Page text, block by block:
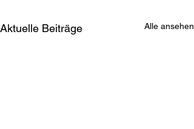
Aktuelle Beiträge Alle ansehen